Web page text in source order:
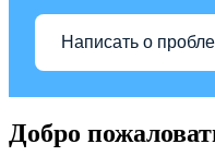
Написать о
Добро